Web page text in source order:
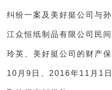
纠纷一案及美好挺公司与
江众恒纸制品有限公司民
玲英、美好挺公司的财产
10月9日、2016年11月1